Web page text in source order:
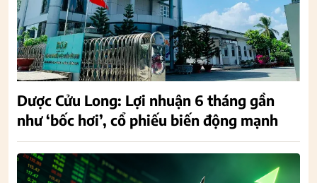
Dược Cửu Long: Lợi nhuận 6 tháng gần
như ‘bốc hơi’, cổ phiếu biến động mạnh